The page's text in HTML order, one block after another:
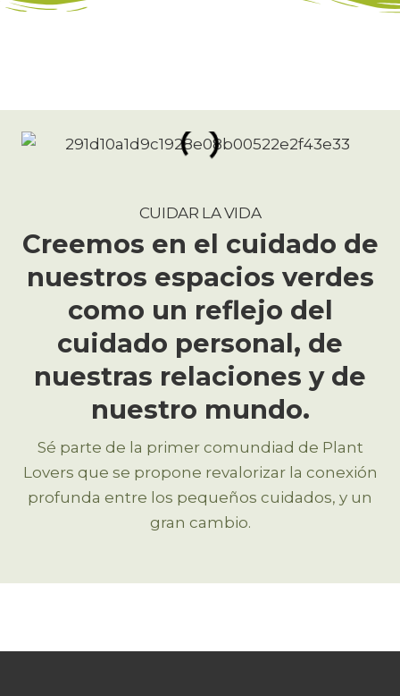
CUIDAR LA VIDA
Creemos en el cuidado de
nuestros espacios verdes
como un reflejo del
cuidado personal, de
nuestras relaciones y de
nuestro mundo.
Sé parte de la primer comundiad de Plant
Lovers que se propone revalorizar la conexión
profunda entre los pequeños cuidados, y un
gran cambio.